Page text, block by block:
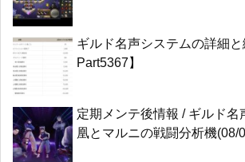
ギルド名声システムの詳細
Part5367】
定期メンテ後情報 / ギルド名
凰とマルニの戦闘分析機(08/